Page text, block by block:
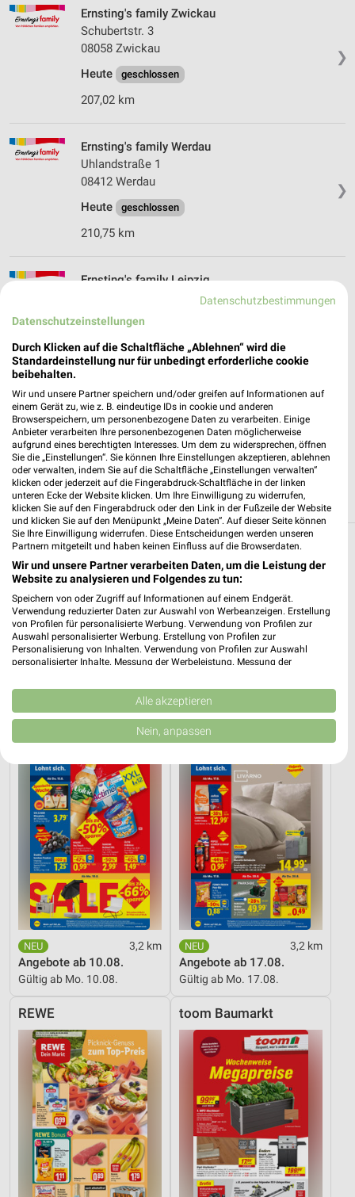
❯
Ernsting's family Zwickau
Schubertstr. 3
08058 Zwickau
Heute
geschlossen
207,02 km
❯
Ernsting's family Werdau
Uhlandstraße 1
08412 Werdau
Heute
geschlossen
210,75 km
Ernsting's family Leipzig
04279 Leipzig
Heute
geschlossen
152,14 km
Ernsting's family Leipzig
Anton-Zickmantel-Str. 37
04249 Leipzig
Heute
geschlossen
154,36 km
Filialen zum Thema Spielwaren in Rositz
Hier findest Du Öffnungszeiten und Filialen der Kategorie
Spielwaren in Rositz und Umgebung. Blättere in den Prospekten
von z.B. Ernsting's family und vielen mehr.
Aktuelle Prospekte für Rositz und Umgebung
Lidl
3,2 km
Angebote ab 10.08.
Gültig ab Mo. 10.08.
Lidl
3,2 km
Angebote ab 17.08.
Gültig ab Mo. 17.08.
REWE toom Baumarkt
Datenschutzbestimmungen
Datenschutzeinstellungen
Durch Klicken auf die Schaltfläche „Ablehnen“ wird die
Standardeinstellung nur für unbedingt erforderliche cookie
beibehalten.
Wir und unsere Partner speichern und/oder greifen auf Informationen auf
einem Gerät zu, wie z. B. eindeutige IDs in cookie und anderen
Browserspeichern, um personenbezogene Daten zu verarbeiten. Einige
Anbieter verarbeiten Ihre personenbezogenen Daten möglicherweise
aufgrund eines berechtigten Interesses. Um dem zu widersprechen, öffnen
Sie die „Einstellungen“. Sie können Ihre Einstellungen akzeptieren, ablehnen
oder verwalten, indem Sie auf die Schaltfläche „Einstellungen verwalten“
klicken oder jederzeit auf die Fingerabdruck-Schaltfläche in der linken
unteren Ecke der Website klicken. Um Ihre Einwilligung zu widerrufen,
klicken Sie auf den Fingerabdruck oder den Link in der Fußzeile der Website
und klicken Sie auf den Menüpunkt „Meine Daten“. Auf dieser Seite können
Sie Ihre Einwilligung widerrufen. Diese Entscheidungen werden unseren
Partnern mitgeteilt und haben keinen Einfluss auf die Browserdaten.
Wir und unsere Partner verarbeiten Daten, um die Leistung der
Website zu analysieren und Folgendes zu tun:
Speichern von oder Zugriff auf Informationen auf einem Endgerät.
Verwendung reduzierter Daten zur Auswahl von Werbeanzeigen. Erstellung
von Profilen für personalisierte Werbung. Verwendung von Profilen zur
Auswahl personalisierter Werbung. Erstellung von Profilen zur
Personalisierung von Inhalten. Verwendung von Profilen zur Auswahl
personalisierter Inhalte. Messung der Werbeleistung. Messung der
Kombinationen von Daten aus verschiedenen Quellen. Entwicklung und
Verbesserung der Angebote. Verwendung reduzierter Daten zur Auswahl
von Inhalten.
Daten können außerhalb der Europäischen Union weitergegeben und in die
Website/App.
Partnerliste anzeigen (1 IAB-Anbieter)
Wir nutzen Ihre Daten für folgende Zwecke:
IAB-Verarbeitungszwecke:
Speichern von oder Zugriff auf Informationen
auf einem Endgerät
Verwendung reduzierter Daten zur Auswahl von
Werbeanzeigen
Erstellung von Profilen für personalisierte
Werbung
Erstellung von Profilen zur Personalisierung
von Inhalten
Verwendung von Profilen zur Auswahl
personalisierter Inhalte
Messung der Werbeleistung
Messung der Performance von Inhalten
Analyse von Zielgruppen durch Statistiken oder
Alle akzeptieren
Nein, anpassen